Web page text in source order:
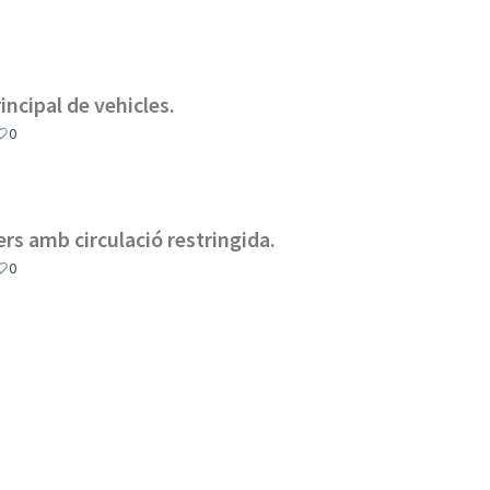
de vehicles.
0
amb circulació restringida.
0